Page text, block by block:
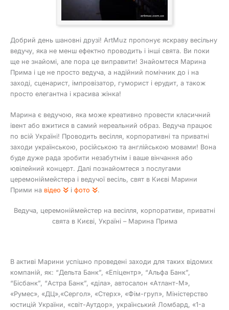
Добрий день шановні друзі! ArtMuz пропонує яскраву весільну
ведучу, яка не менш ефектно проводить і інші свята. Ви поки
ще не знайомі, але пора це виправити! Знайомтеся Марина
Прима і це не просто ведуча, а надійний помічник до і на
заході, сценарист, імпровізатор, гуморист і ерудит, а також
просто елегантна і красива жінка!
Марина є ведучою, яка може креативно провести класичний
івент або вжитися в самий нереальний образ. Ведуча працює
по всій Україні! Проводить весілля, корпоративні та приватні
заходи українською, російською та англійською мовами! Вона
буде дуже рада зробити незабутнім і ваше вінчання або
ювілейний концерт. Далі познайомтеся з послугами
церемоніймейстера і ведучої весіль, свят в Києві Марини
Прими на відео і фото .
Ведуча, церемоніймейстер на весілля, корпоративи, приватні
свята в Києві, Україні – Марина Прима
В активі Марини успішно проведені заходи для таких відомих
компаній, як: “Дельта Банк”, «Епіцентр», “Альфа Банк”,
“Бісбанк”, “Астра Банк”, «діла», автосалон «Атлант-М»,
«Румес», «ДЦ»,«Сергол», «Стерх», «Фім-груп», Міністерство
юстицій України, «світ-Аутдор», український Ломбард, «1-а